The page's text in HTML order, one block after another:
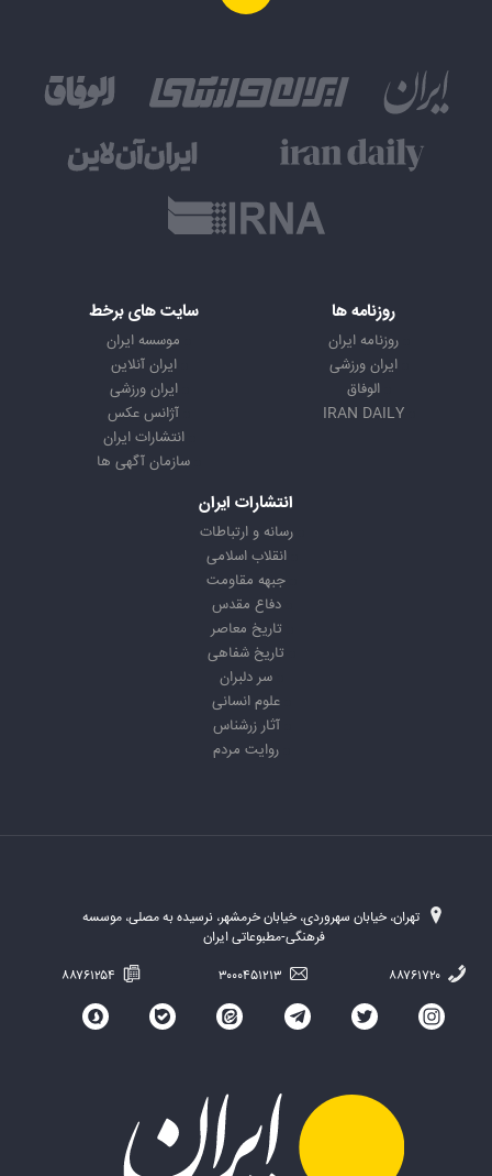
روزنامه ها
روزنامه ایران
ایران ورزشی
الوفاق
IRAN DAILY
سایت های برخط
موسسه ایران
ایران آنلاین
ایران ورزشی
آژانس عکس
انتشارات ایران
سازمان آگهی ها
انتشارات ایران
رسانه و ارتباطات
انقلاب اسلامی
جبهه مقاومت
دفاع مقدس
تاریخ معاصر
تاریخ شفاهی
سر دلبران
علوم انسانی
آثار زرشناس
روایت مردم
تهران، خیابان سهروردی، خیابان خرمشهر، نرسیده به مصلی، موسسه
فرهنگی-مطبوعاتی ایران